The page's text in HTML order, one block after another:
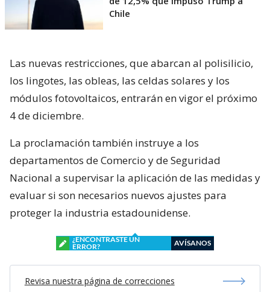
Chile
Las nuevas restricciones, que abarcan al polisilicio,
los lingotes, las obleas, las celdas solares y los
módulos fotovoltaicos, entrarán en vigor el próximo
4 de diciembre.
La proclamación también instruye a los
departamentos de Comercio y de Seguridad
Nacional a supervisar la aplicación de las medidas y
evaluar si son necesarios nuevos ajustes para
proteger la industria estadounidense.
¿ENCONTRASTE UN
ERROR?
AVÍSANOS
Revisa nuestra página de correcciones